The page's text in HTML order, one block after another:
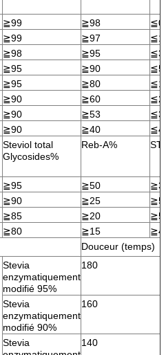
≧99 ≧98
≧99 ≧97
≦1
≧98 ≧95
≦3
≧95 ≧90
≦5
≧95 ≧80
≧90 ≧60
≧90 ≧53
≧90 ≧40
Steviol total
Glycosides%
Reb-A%
≧95 ≧50
≧90 ≧25
≧85 ≧20
≧80 ≧15
Douceur (temps)
Stevia
enzymatiquement
modifié 95%
180
Stevia
enzymatiquement
modifié 90%
160
Stevia
140